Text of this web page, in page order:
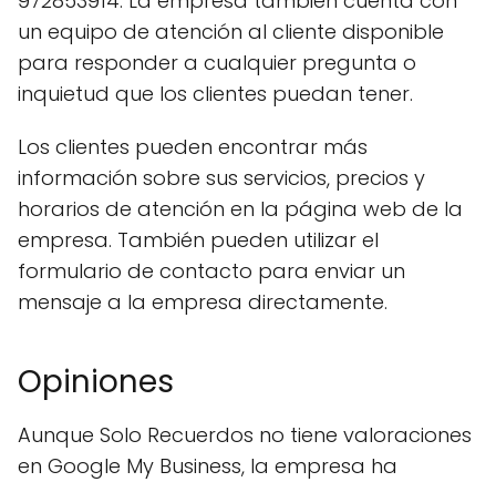
un equipo de atención al cliente disponible
para responder a cualquier pregunta o
inquietud que los clientes puedan tener.
Los clientes pueden encontrar más
información sobre sus servicios, precios y
horarios de atención en la página web de la
empresa. También pueden utilizar el
formulario de contacto para enviar un
mensaje a la empresa directamente.
Opiniones
Aunque Solo Recuerdos no tiene valoraciones
en Google My Business, la empresa ha